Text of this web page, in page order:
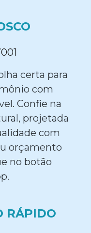
certa para
com
Confie na
projetada
com
orçamento
no botão
RÁPIDO